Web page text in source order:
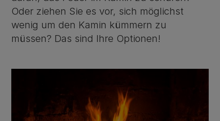
Oder ziehen Sie es vor, sich möglichst
wenig um den Kamin kümmern zu
müssen? Das sind Ihre Optionen!